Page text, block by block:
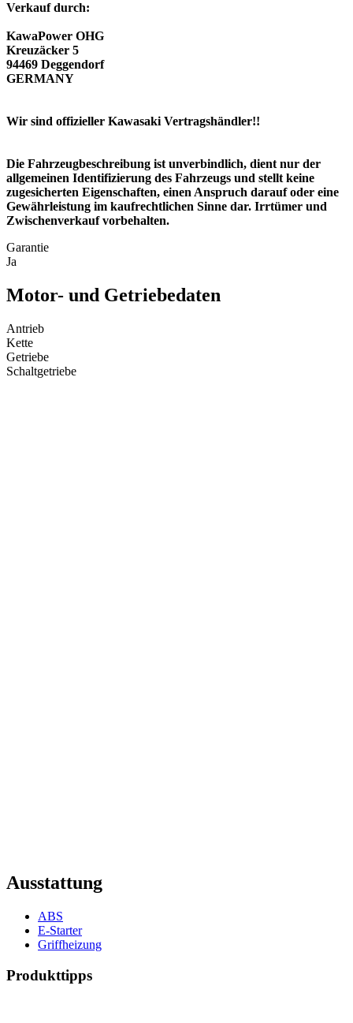
Verkauf durch:
KawaPower OHG
Kreuzäcker 5
94469 Deggendorf
GERMANY
Wir sind offizieller Kawasaki Vertragshändler!!
Die Fahrzeugbeschreibung ist unverbindlich, dient nur der
allgemeinen Identifizierung des Fahrzeugs und stellt keine
zugesicherten Eigenschaften, einen Anspruch darauf oder eine
Gewährleistung im kaufrechtlichen Sinne dar. Irrtümer und
Zwischenverkauf vorbehalten.
Garantie
Ja
Motor- und Getriebedaten
Antrieb
Kette
Getriebe
Schaltgetriebe
Ausstattung
ABS
E-Starter
Griffheizung
Produkttipps